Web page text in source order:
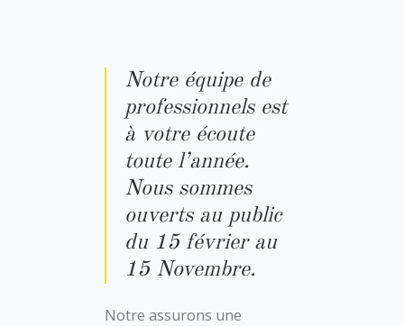
Notre équipe de
professionnels est
à votre écoute
toute l’année.
Nous sommes
ouverts au public
du 15 février au
15 Novembre.
Notre assurons une